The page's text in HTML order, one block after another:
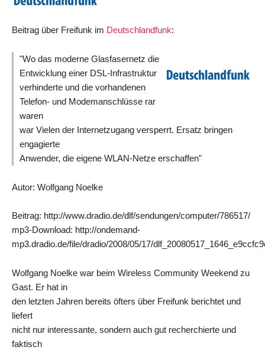
Beitrag über Freifunk im Deutschlandfunk:
"Wo das moderne Glasfasernetz die
Entwicklung einer DSL-Infrastruktur
verhinderte und die vorhandenen
Telefon- und Modemanschlüsse rar
waren
war Vielen der Internetzugang versperrt. Ersatz bringen
engagierte
Anwender, die eigene WLAN-Netze erschaffen"
Autor: Wolfgang Noelke
Beitrag: http://www.dradio.de/dlf/sendungen/computer/786517/
mp3-Download: http://ondemand-
mp3.dradio.de/file/dradio/2008/05/17/
Wolfgang Noelke war beim Wireless Community Weekend zu
Gast. Er hat in
den letzten Jahren bereits öfters über Freifunk berichtet und
liefert
nicht nur interessante, sondern auch gut recherchierte und
faktisch